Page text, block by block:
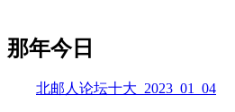
那年今日
北邮人论坛十大_2023_01_04